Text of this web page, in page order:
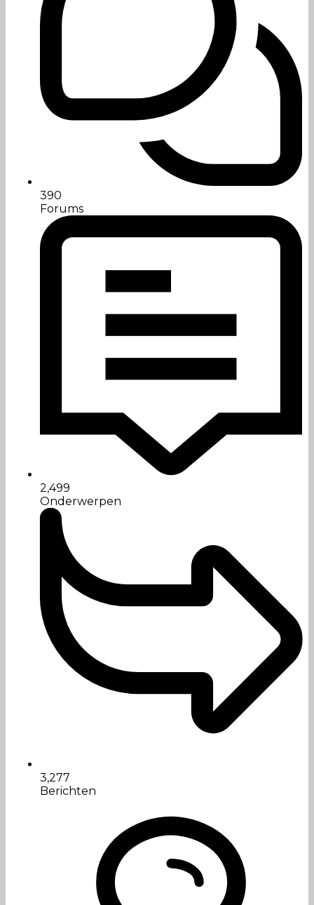
390
Forums
2,499
Onderwerpen
3,277
Berichten